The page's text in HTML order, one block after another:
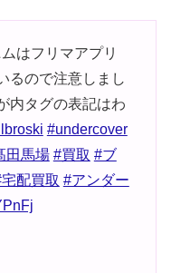
はフリマアプリ
るので注意しまし
内タグの表記はわ
#undercover
田馬場 #買取 #ブ
配買取 #アンダー